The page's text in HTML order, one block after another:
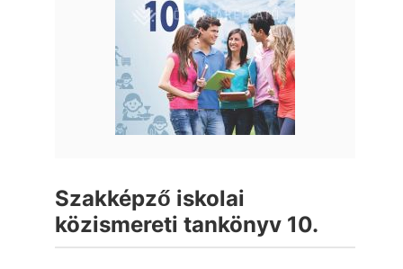
Szakképző iskolai
közismereti tankönyv 10.